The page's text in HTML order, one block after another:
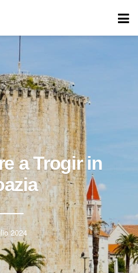
a Trogir in
2024